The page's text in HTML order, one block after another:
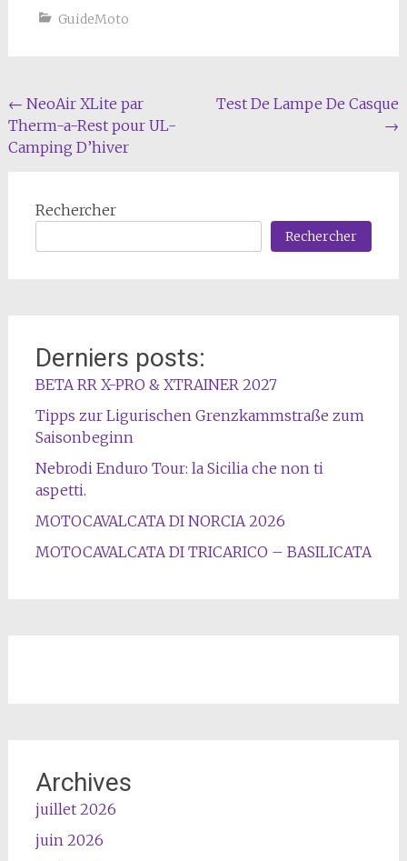
GuideMoto
Navigation
de
l'article
← NeoAir XLite par
Therm-a-Rest pour UL-
Camping D’hiver
Test De Lampe De Casque
→
Rechercher
Rechercher
Derniers posts:
BETA RR X-PRO & XTRAINER 2027
Tipps zur Ligurischen Grenzkammstraße zum
Saisonbeginn
Nebrodi Enduro Tour: la Sicilia che non ti
aspetti.
MOTOCAVALCATA DI NORCIA 2026
MOTOCAVALCATA DI TRICARICO – BASILICATA
Archives
juillet 2026
juin 2026